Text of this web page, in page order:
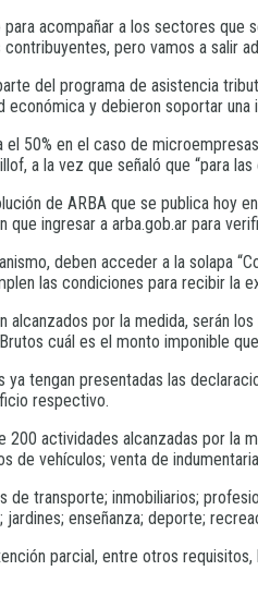
para acompañar a los sectores
pero vamos a salir
del programa de asistencia
económica y debieron soportar
el 50% en el caso de
a la vez que señaló que “para
de ARBA que se publica hoy
que ingresar a arba.gob.ar para
deben acceder a la solapa
las condiciones para recibir la
alcanzados por la medida, serán
cuál es el monto imponible
ya tengan presentadas las
respectivo.
200 actividades alcanzadas por la
de vehículos; venta de
de transporte; inmobiliarios;
jardines; enseñanza; deporte;
parcial, entre otros